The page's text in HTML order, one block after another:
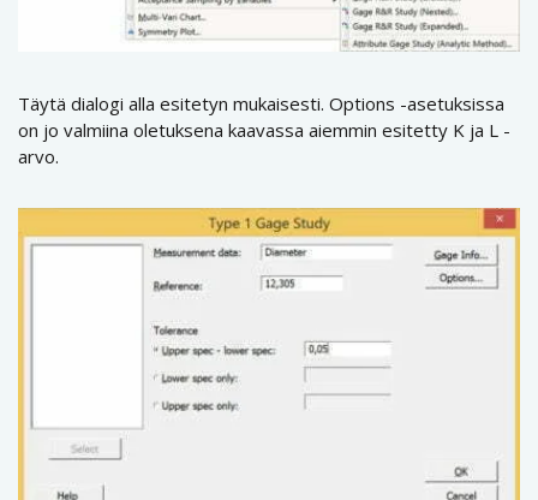
Täytä dialogi alla esitetyn mukaisesti. Options -asetuksissa
on jo valmiina oletuksena kaavassa aiemmin esitetty K ja L -
arvo.